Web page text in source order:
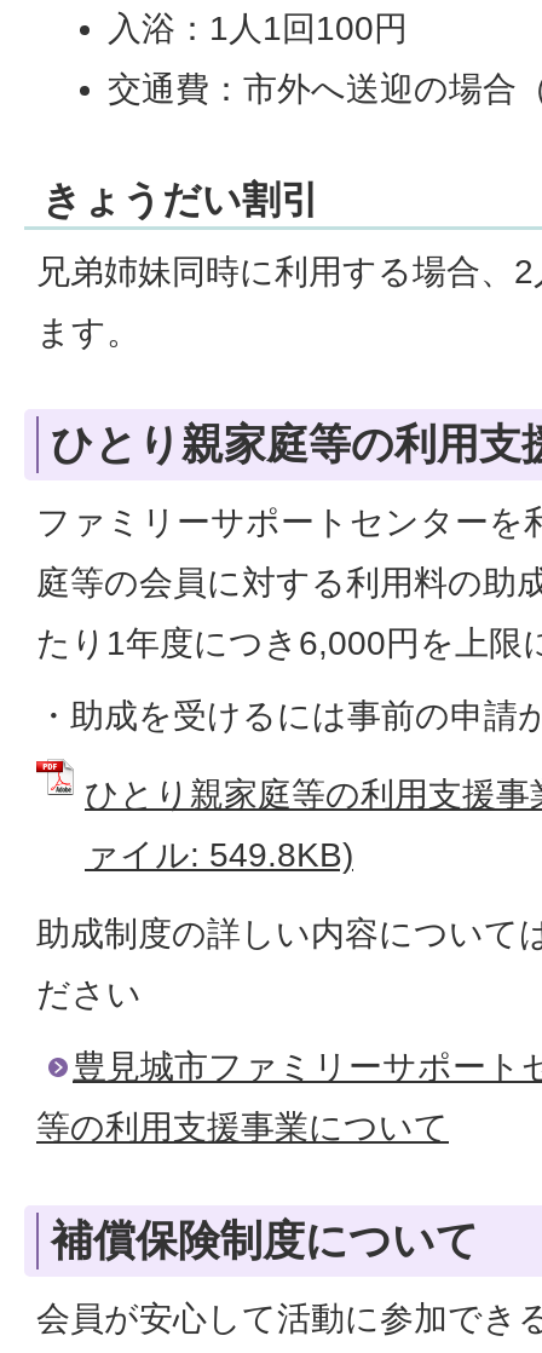
入浴：1人1回100円
交通費：市外へ送迎の場合
きょうだい割引
兄弟姉妹同時に利用する場合、
ます。
ひとり親家庭等の利用支
ファミリーサポートセンターを
庭等の会員に対する利用料の助
たり1年度につき6,000円を上限
・助成を受けるには事前の申請
ひとり親家庭等の利用支援
ァイル: 549.8KB)
助成制度の詳しい内容について
ださい
豊見城市ファミリーサポート
等の利用支援事業について
補償保険制度について
会員が安心して活動に参加でき